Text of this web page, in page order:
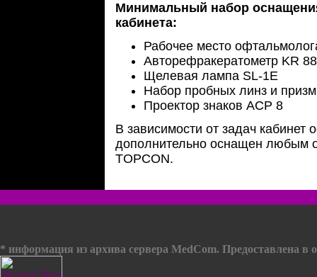
Минимальный набор
кабинета:
Рабочее место
Авторефракератометр KR
Щелевая лампа SL-1E
Набор пробных линз и
Проектор знаков ACP 8
В зависимости от задач
дополнительно оснащен любым
TOPCON.
* информация из архива сервера MedCom. Предоставлена в